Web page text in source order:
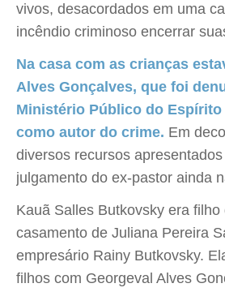
vivos, desacordados em uma
incêndio criminoso encerrar
Na casa com as crianças
Alves Gonçalves, que foi
Ministério Público do Espírito
como autor do crime. Em
diversos recursos
julgamento do ex-pastor ainda
Kauã Salles Butkovsky era filho
casamento de Juliana Pereira
empresário Rainy Butkovsky.
filhos com Georgeval Alves